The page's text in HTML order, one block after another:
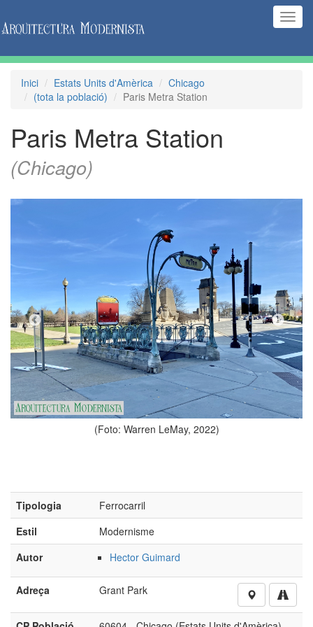
Inici Estats Units d'Amèrica
Chicago
(tota la població)
Paris Metra Station
Paris Metra Station
(Chicago)
Warren LeMay, 2022)
Tipologia
Ferrocarril
Estil
Modernisme
Autor
Hector Guimard
Adreça Grant Park